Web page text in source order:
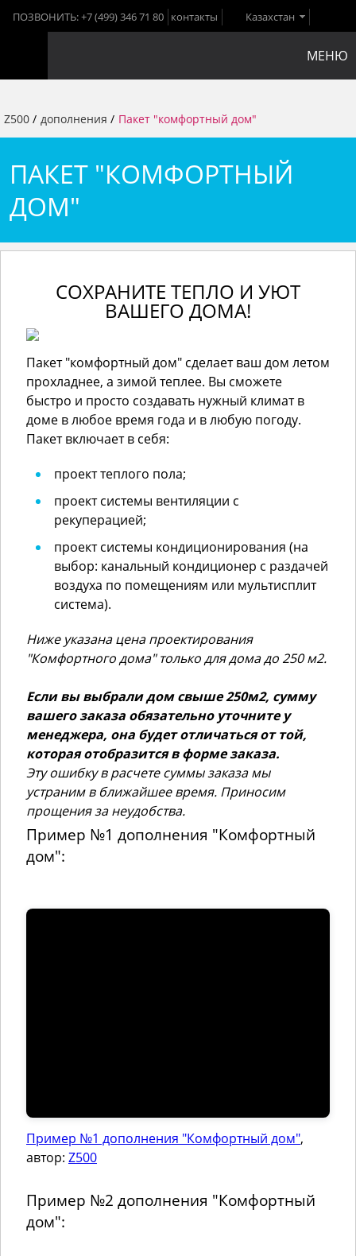
ПОЗВОНИТЬ:+7 (499) 346 71 80 контакты Казахстан
МЕНЮ
Z500 / дополнения / Пакет "комфортный дом"
ПАКЕТ "КОМФОРТНЫЙ
ДОМ"
СОХРАНИТЕ ТЕПЛО И УЮТ
ВАШЕГО ДОМА!
Пакет "комфортный дом" сделает ваш дом летом
прохладнее, а зимой теплее. Вы сможете
быстро и просто создавать нужный климат в
доме в любое время года и в любую погоду.
Пакет включает в себя:
проект теплого пола;
проект системы вентиляции с
рекуперацией;
проект системы кондиционирования (на
выбор: канальный кондиционер с раздачей
воздуха по помещениям или мультисплит
система).
Ниже указана цена проектирования
"Комфортного дома" только для дома до 250 м2.
Если вы выбрали дом свыше 250м2, сумму
вашего заказа обязательно уточните у
менеджера, она будет отличаться от той,
которая отобразится в форме заказа.
Эту ошибку в расчете суммы заказа мы
устраним в ближайшее время. Приносим
прощения за неудобства.
Пример №1 дополнения "Комфортный
дом":
Пример №1 дополнения "Комфортный дом",
автор: Z500
Пример №2 дополнения "Комфортный
дом":